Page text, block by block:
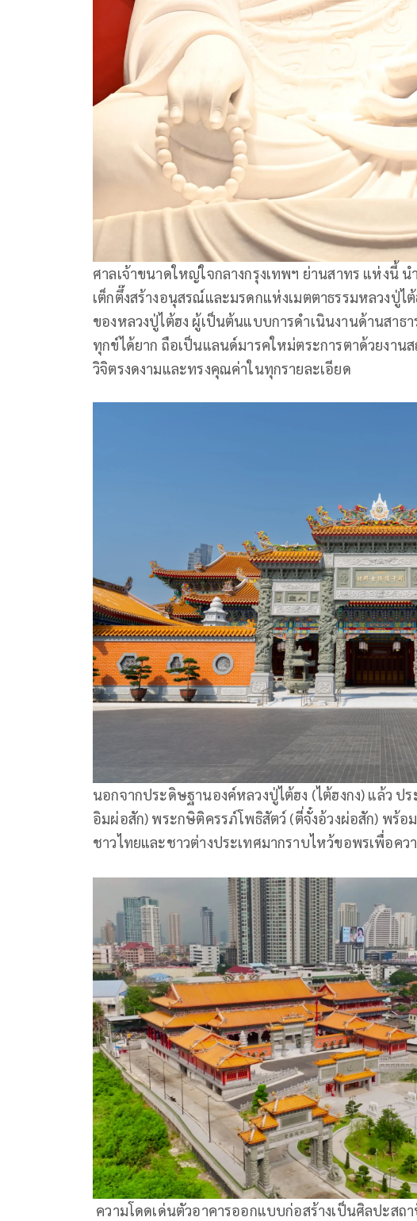
ศาลเจ้าขนาดใหญ่ใจกลางกรุงเทพฯ ย่านสาทร แห่ง
เต็กตึ๊งสร้างอนุสรณ์และมรดกแห่งเมตตาธรรมหลวงปู่ไ
ของหลวงปู่ไต้ฮง ผู้เป็นต้นแบบการดำเนินงานด้านสาธ
ทุกข์ได้ยาก ถือเป็นแลนด์มารคใหม่ตระการตาด้วยงาน
วิจิตรงดงามและทรงคุณค่าในทุกรายละเอียด
นอกจากประดิษฐานองค์หลวงปู่ไต้ฮง (ไต้ฮงกง) แล้ว ป
อิมผ่อสัก) พระกษิติครรภ์โพธิสัตว์ (ตี่จั๋งอ้วงผ่อสัก) พร้อ
ชาวไทยและชาวต่างประเทศมากราบไหว้ขอพรเพื่อค
ความโดดเด่นตัวอาคารออกแบบก่อสร้างเป็นศิลปะสถ